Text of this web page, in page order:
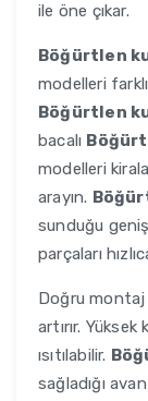
ile öne çıkar.
Böğürtlen
modelleri
Böğürtlen
bacalı
modelleri
arayın.
sunduğu geniş
parçaları
Doğru montaj
artırır.
ısıtılabilir.
sağladığı